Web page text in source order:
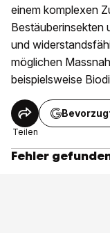
einem komplexen
Bestäuberinsekten
und
möglichen
beispielsweise
Teilen
Fehler